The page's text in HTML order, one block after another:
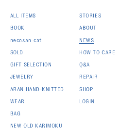
ALL ITEMS
BOOK
necosan-cat
SOLD
GIFT SELECTION
JEWELRY
ARAN HAND-KNITTED
WEAR
BAG
NEW OLD KARIMOKU
STORIES
ABOUT
NEWS
HOW TO CARE
Q&A
REPAIR
SHOP
LOGIN